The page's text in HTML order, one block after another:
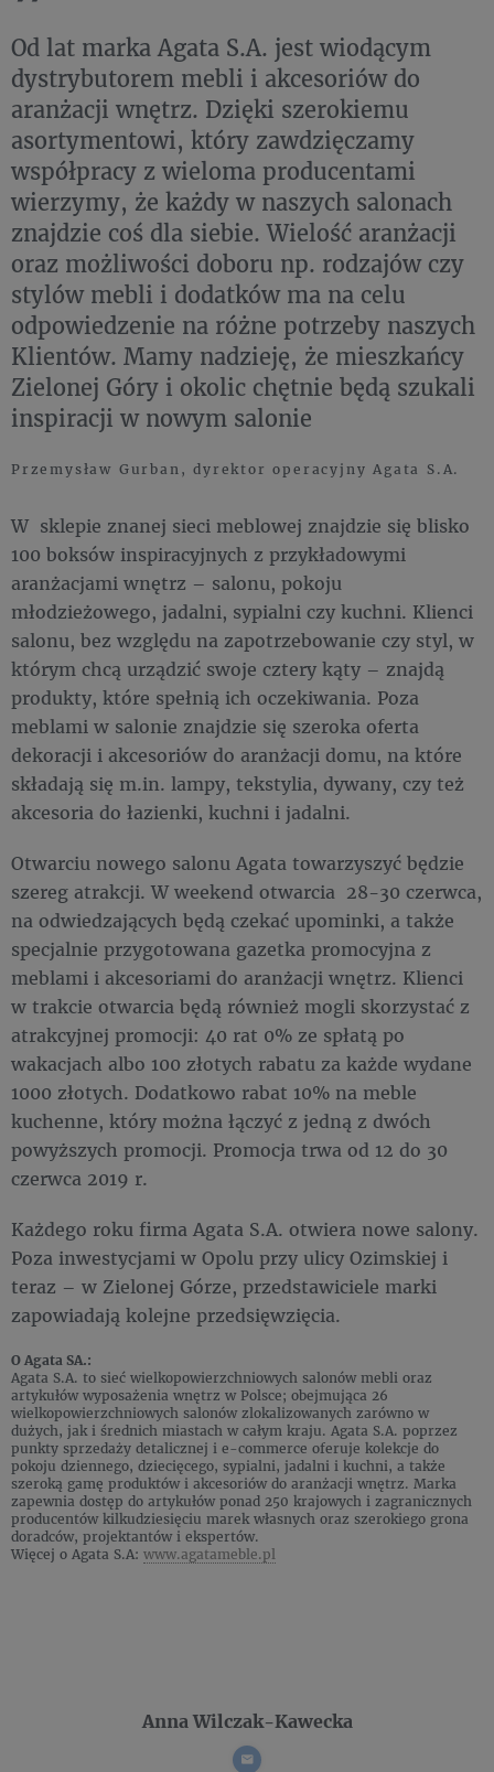
Od lat marka Agata S.A. jest wiodącym
dystrybutorem mebli i akcesoriów do
aranżacji wnętrz. Dzięki szerokiemu
asortymentowi, który zawdzięczamy
współpracy z wieloma producentami
wierzymy, że każdy w naszych salonach
znajdzie coś dla siebie. Wielość aranżacji
oraz możliwości doboru np. rodzajów czy
stylów mebli i dodatków ma na celu
odpowiedzenie na różne potrzeby naszych
Klientów. Mamy nadzieję, że mieszkańcy
Zielonej Góry i okolic chętnie będą szukali
inspiracji w nowym salonie
Przemysław Gurban, dyrektor operacyjny Agata S.A.
W sklepie znanej sieci meblowej znajdzie się blisko
100 boksów inspiracyjnych z przykładowymi
aranżacjami wnętrz – salonu, pokoju
młodzieżowego, jadalni, sypialni czy kuchni. Klienci
salonu, bez względu na zapotrzebowanie czy styl, w
którym chcą urządzić swoje cztery kąty – znajdą
produkty, które spełnią ich oczekiwania. Poza
meblami w salonie znajdzie się szeroka oferta
dekoracji i akcesoriów do aranżacji domu, na które
składają się m.in. lampy, tekstylia, dywany, czy też
akcesoria do łazienki, kuchni i jadalni.
Otwarciu nowego salonu Agata towarzyszyć będzie
szereg atrakcji. W weekend otwarcia 28-30 czerwca,
na odwiedzających będą czekać upominki, a także
specjalnie przygotowana gazetka promocyjna z
meblami i akcesoriami do aranżacji wnętrz. Klienci
w trakcie otwarcia będą również mogli skorzystać z
atrakcyjnej promocji: 40 rat 0% ze spłatą po
wakacjach albo 100 złotych rabatu za każde wydane
1000 złotych. Dodatkowo rabat 10% na meble
kuchenne, który można łączyć z jedną z dwóch
powyższych promocji. Promocja trwa od 12 do 30
czerwca 2019 r.
Każdego roku firma Agata S.A. otwiera nowe salony.
Poza inwestycjami w Opolu przy ulicy Ozimskiej i
teraz – w Zielonej Górze, przedstawiciele marki
zapowiadają kolejne przedsięwzięcia.
O Agata SA.:
Agata S.A. to sieć wielkopowierzchniowych salonów mebli oraz
artykułów wyposażenia wnętrz w Polsce; obejmująca 26
wielkopowierzchniowych salonów zlokalizowanych zarówno w
dużych, jak i średnich miastach w całym kraju. Agata S.A. poprzez
punkty sprzedaży detalicznej i e-commerce oferuje kolekcje do
pokoju dziennego, dziecięcego, sypialni, jadalni i kuchni, a także
szeroką gamę produktów i akcesoriów do aranżacji wnętrz. Marka
zapewnia dostęp do artykułów ponad 250 krajowych i zagranicznych
producentów kilkudziesięciu marek własnych oraz szerokiego grona
doradców, projektantów i ekspertów.
Więcej o Agata S.A: www.agatameble.pl
Anna Wilczak-Kawecka